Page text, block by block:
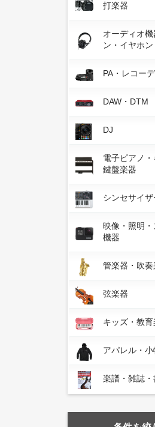
打楽器
オーディオ
ン・イヤホン
PA・レコー
DAW・DTM
DJ
電子ピアノ・
鍵盤楽器
シンセサイザ
映像・照明
機器
管楽器・吹奏
弦楽器
キッズ・教育
アパレル・
楽譜・雑誌・